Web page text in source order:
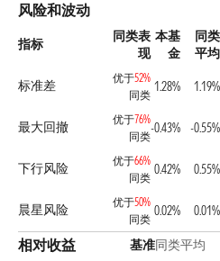
风险和波动
指标
同类表
现
本基
金
同类
平均
标准差
优于52%
同类
1.28% 1.19%
最大回撤 优于76%
同类
-0.43% -0.55%
下行风险 优于66%
同类
0.42% 0.55%
晨星风险 优于50%
同类
0.02% 0.01%
相对收益 基准同类平均